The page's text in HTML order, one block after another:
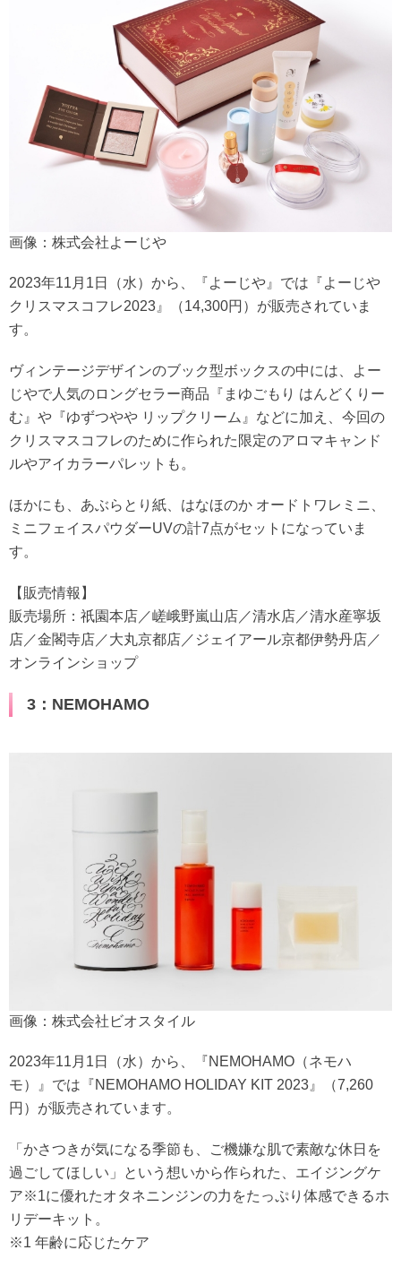
画像：株式会社よーじや
2023年11月1日（水）から、『よーじや』では『よーじや
クリスマスコフレ2023』（14,300円）が販売されていま
す。
ヴィンテージデザインのブック型ボックスの中には、よー
じやで人気のロングセラー商品『まゆごもり はんどくりー
む』や『ゆずつやや リップクリーム』などに加え、今回の
クリスマスコフレのために作られた限定のアロマキャンド
ルやアイカラーパレットも。
ほかにも、あぶらとり紙、はなほのか オードトワレミニ、
ミニフェイスパウダーUVの計7点がセットになっていま
す。
【販売情報】
販売場所：祇園本店／嵯峨野嵐山店／清水店／清水産寧坂
店／金閣寺店／大丸京都店／ジェイアール京都伊勢丹店／
オンラインショップ
3：NEMOHAMO
画像：株式会社ビオスタイル
2023年11月1日（水）から、『NEMOHAMO（ネモハ
モ）』では『NEMOHAMO HOLIDAY KIT 2023』（7,260
円）が販売されています。
「かさつきが気になる季節も、ご機嫌な肌で素敵な休日を
過ごしてほしい」という想いから作られた、エイジングケ
ア※1に優れたオタネニンジンの力をたっぷり体感できるホ
リデーキット。
※1 年齢に応じたケア